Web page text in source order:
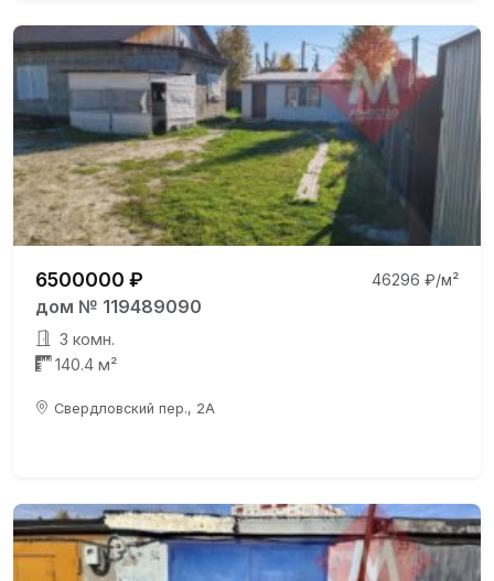
6500000 ₽ 46296 ₽/м²
дом № 119489090
3 комн.
140.4 м²
Свердловский пер., 2А